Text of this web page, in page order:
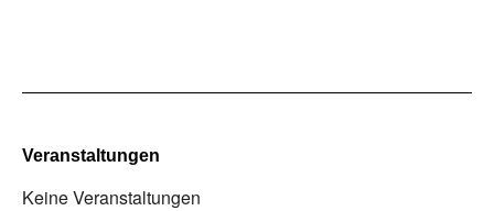
Veranstaltungen
Keine Veranstaltungen